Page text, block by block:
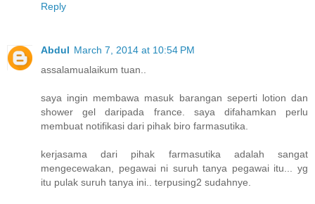
Reply
Abdul March 7, 2014 at 10:54 PM
assalamualaikum tuan..
saya ingin membawa masuk barangan seperti lotion dan
shower gel daripada france. saya difahamkan perlu
membuat notifikasi dari pihak biro farmasutika.
kerjasama dari pihak farmasutika adalah sangat
mengecewakan, pegawai ni suruh tanya pegawai itu... yg
itu pulak suruh tanya ini.. terpusing2 sudahnye.